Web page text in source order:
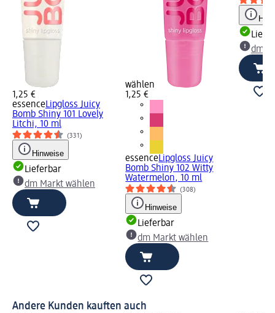
1,25 €
essenceLipgloss Juicy
Bomb Shiny 101 Lovely
Litchi, 10 ml
(331)
Hinweise
Lieferbar
dm Markt wählen
wählen
1,25 €
essenceLipgloss Juicy
Bomb Shiny 102 Witty
Watermelon, 10 ml
(308)
Hinweise
Lieferbar
dm Markt wählen
dm
Andere Kunden kauften auch